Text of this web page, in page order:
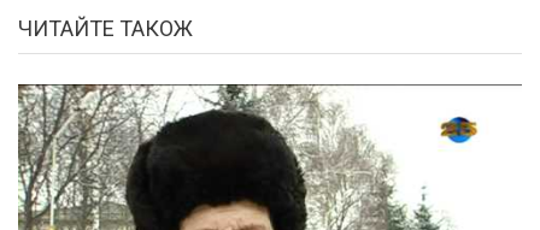
ЧИТАЙТЕ ТАКОЖ